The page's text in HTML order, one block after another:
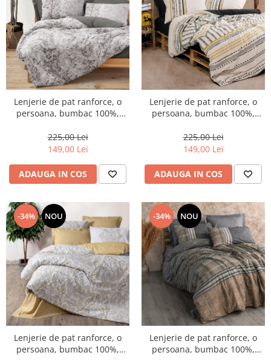
Lenjerie de pat ranforce, o
persoana, bumbac 100%,
225,00 Lei
149,00 Lei
ADAUGA IN COS
Lenjerie de pat ranforce, o
persoana, bumbac 100%,
225,00 Lei
149,00 Lei
ADAUGA IN COS
-34% NOU
Lenjerie de pat ranforce, o
persoana, bumbac 100%,
-34% NOU
Lenjerie de pat ranforce, o
persoana, bumbac 100%,